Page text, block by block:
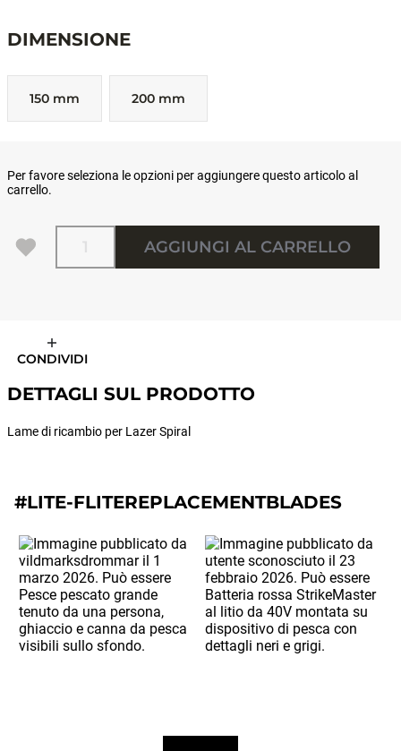
DIMENSIONE
150 mm 200 mm
Per favore seleziona le opzioni per aggiungere questo articolo al
carrello.
Quantità
AGGIUNGI AL CARRELLO
CONDIVIDI
DETTAGLI SUL PRODOTTO
Lame di ricambio per Lazer Spiral
#LITE-FLITEREPLACEMENTBLADES